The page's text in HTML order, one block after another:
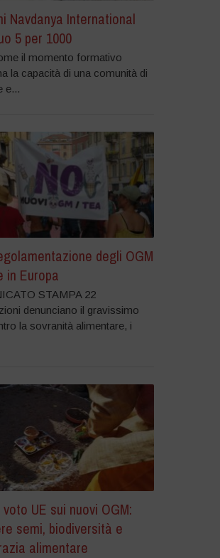
Navdanya International
5 per 1000
il momento formativo
la capacità di una comunità di
e...
degli OGM
in Europa
STAMPA 22
denunciano il gravissimo
la sovranità alimentare, i
UE sui nuovi OGM:
semi, biodiversità e
alimentare